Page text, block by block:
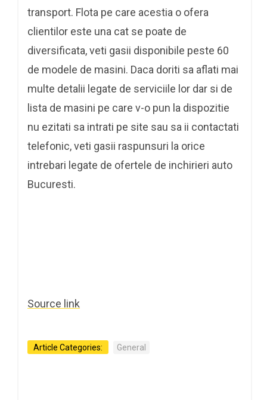
transport. Flota pe care acestia o ofera
clientilor este una cat se poate de
diversificata, veti gasii disponibile peste 60
de modele de masini. Daca doriti sa aflati mai
multe detalii legate de serviciile lor dar si de
lista de masini pe care v-o pun la dispozitie
nu ezitati sa intrati pe site sau sa ii contactati
telefonic, veti gasii raspunsuri la orice
intrebari legate de ofertele de inchirieri auto
Bucuresti.
Source link
Article Categories: General